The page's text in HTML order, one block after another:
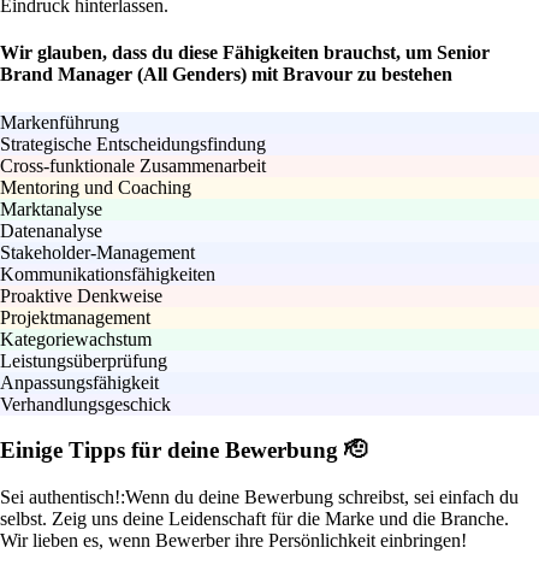
Eindruck hinterlassen.
Wir glauben, dass du diese Fähigkeiten brauchst, um Senior
Brand Manager (All Genders) mit Bravour zu bestehen
Markenführung
Strategische Entscheidungsfindung
Cross-funktionale Zusammenarbeit
Mentoring und Coaching
Marktanalyse
Datenanalyse
Stakeholder-Management
Kommunikationsfähigkeiten
Proaktive Denkweise
Projektmanagement
Kategoriewachstum
Leistungsüberprüfung
Anpassungsfähigkeit
Verhandlungsgeschick
Einige Tipps für deine Bewerbung 🫡
Sei authentisch!:Wenn du deine Bewerbung schreibst, sei einfach du
selbst. Zeig uns deine Leidenschaft für die Marke und die Branche.
Wir lieben es, wenn Bewerber ihre Persönlichkeit einbringen!